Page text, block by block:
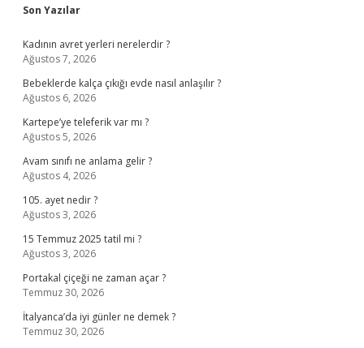
Sidebar
Son Yazılar
Kadının avret yerleri nerelerdir ?
Ağustos 7, 2026
Bebeklerde kalça çıkığı evde nasıl anlaşılır ?
Ağustos 6, 2026
Kartepe’ye teleferik var mı ?
Ağustos 5, 2026
Avam sınıfı ne anlama gelir ?
Ağustos 4, 2026
105. ayet nedir ?
Ağustos 3, 2026
15 Temmuz 2025 tatil mi ?
Ağustos 3, 2026
Portakal çiçeği ne zaman açar ?
Temmuz 30, 2026
İtalyanca’da iyi günler ne demek ?
Temmuz 30, 2026